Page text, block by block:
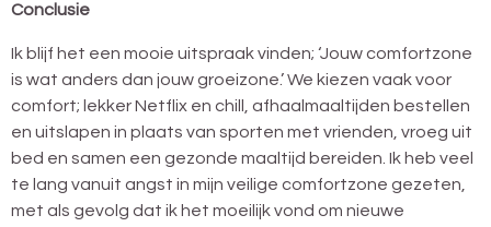
Conclusie
Ik blijf het een mooie uitspraak vinden; ‘Jouw comfortzone
is wat anders dan jouw groeizone.’ We kiezen vaak voor
comfort; lekker Netflix en chill, afhaalmaaltijden bestellen
en uitslapen in plaats van sporten met vrienden, vroeg uit
bed en samen een gezonde maaltijd bereiden. Ik heb veel
te lang vanuit angst in mijn veilige comfortzone gezeten,
met als gevolg dat ik het moeilijk vond om nieuwe